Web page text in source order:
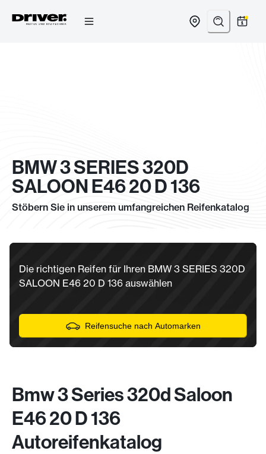
BMW 3 SERIES 320D
SALOON E46 20 D 136
Stöbern Sie in unserem umfangreichen Reifenkatalog
Die richtigen Reifen für Ihren BMW 3 SERIES 320D
SALOON E46 20 D 136 auswählen
Reifensuche nach Automarken
Bmw 3 Series 320d Saloon
E46 20 D 136
Autoreifenkatalog